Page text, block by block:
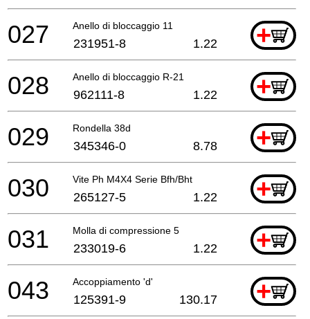
Anello di bloccaggio 11 +
027 231951-8 1.22
Anello di bloccaggio R-21 +
028 962111-8 1.22
Rondella 38d +
029 345346-0 8.78
Vite Ph M4X4 Serie Bfh/Bht +
030 265127-5 1.22
Molla di compressione 5 +
031 233019-6 1.22
Accoppiamento 'd' +
043 125391-9 130.17